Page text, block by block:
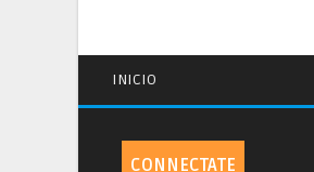
INICIO
CONNECTATE